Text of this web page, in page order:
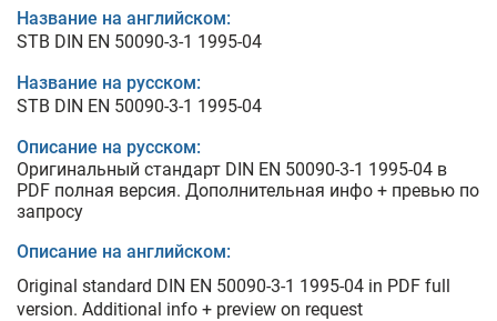
Название на английском:
STB DIN EN 50090-3-1 1995-04
Название на русском:
STB DIN EN 50090-3-1 1995-04
Описание на русском:
Оригинальный стандарт DIN EN 50090-3-1 1995-04 в
PDF полная версия. Дополнительная инфо + превью по
запросу
Описание на английском:
Original standard DIN EN 50090-3-1 1995-04 in PDF full
version. Additional info + preview on request